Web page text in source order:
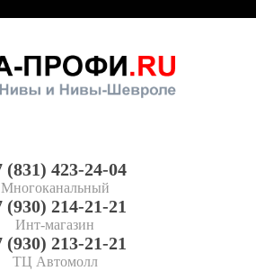
(831) 423-24-04
Многоканальный
(930) 214-21-21
Инт-магазин
(930) 213-21-21
ТЦ Автомолл